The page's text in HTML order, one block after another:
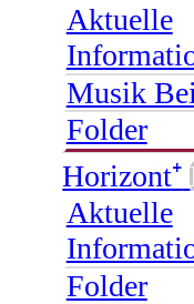
Aktuelle
Musik
Folder
Horizont⁺
Aktuelle
Folder